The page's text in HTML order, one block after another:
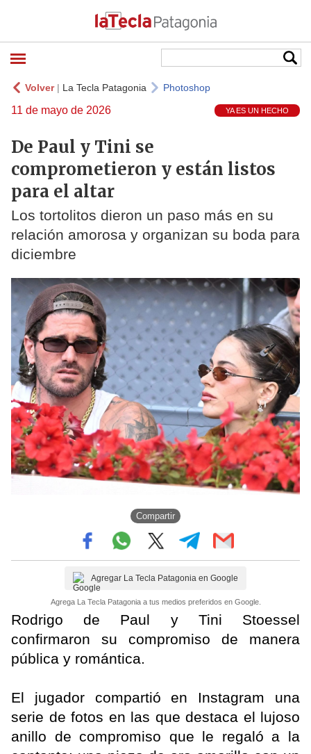
Volver| La Tecla Patagonia Photoshop
11 de mayo de 2026 YA ES UN HECHO
De Paul y Tini se
comprometieron y están listos
para el altar
Los tortolitos dieron un paso más en su
relación amorosa y organizan su boda para
diciembre
Compartir
Agregar La Tecla Patagonia en Google
Agrega La Tecla Patagonia a tus medios preferidos en Google.
Rodrigo de Paul y Tini Stoessel
confirmaron su compromiso de manera
pública y romántica.
El jugador compartió en Instagram una
serie de fotos en las que destaca el lujoso
anillo de compromiso que le regaló a la